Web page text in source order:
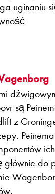
uginaniu
są
z
głównie